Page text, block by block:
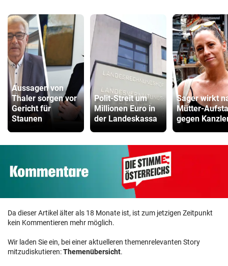
Aussagen von
Thaler sorgen vor
Gericht für
Staunen
Polit-Streit um
Millionen Euro in
der Landeskassa
Sager wirkt
Mütter-
gegen
Da dieser Artikel älter als 18 Monate ist, ist zum jetzigen Zeitpunkt
kein Kommentieren mehr möglich.
Wir laden Sie ein, bei einer aktuelleren themenrelevanten Story
mitzudiskutieren:Themenübersicht.